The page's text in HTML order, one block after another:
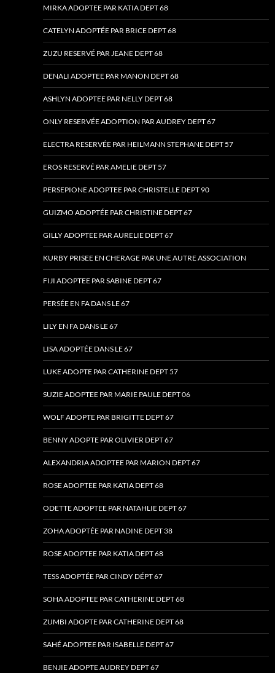
MIRKA ADOPTEE PAR KATIA DEPT 68
CATELYN ADOPTÉE PAR BRICE DEPT 68
ZUZU RESERVÉ PAR JEANE DEPT 68
DENALI ADOPTEE PAR MANON DEPT 68
ASHLYN ADOPTEE PAR NELLY DEPT 68
ONLY RESERVÉE ADOPTION PAR AUDREY DEPT 67
ELECTRA RESERVÉE PAR HEILMANN STEPHANE DEPT 57
EROS RESERVÉ PAR AMELIE DEPT 57
PERSEPIONE ADOPTEE PAR CHRISTELLE DEPT 90
GUIZMO ADOPTÉE PAR CHRISTINE DEPT 67
GILLY ADOPTEE PAR AURELIE DEPT 67
KURBY PRISEE EN CHERAGE PAR UNE AUTRE ASSOCIATION
FIJI ADOPTEE PAR SABINE DEPT 67
PERSÉE EN FA DANS LE 67
LILY EN FA DANS LE 67
LISA ADOPTÉE DANS LE 67
LUKE ADOPTE PAR CATHERINE DEPT 57
SUZIE ADOPTEE PAR MARIE PAULE DEPT 06
WOLF ADOPTE PAR BRIGITTE DEPT 67
BENNY ADOPTE PAR OLIVIER DEPT 67
ALEXANDRIA ADOPTEE PAR MARION DEPT 67
ROSE ADOPTEE PAR KATIA DEPT 68
ODETTE ADOPTEE PAR NATAHLIE DEPT 67
ZOHA ADOPTÉE PAR NADINE DEPT 38
ROSE ADOPTEE PAR KATIA DEPT 68
TESS ADOPTÉE PAR CINDY DÉPT 67
SOHA ADOPTEE PAR CATHERINE DEPT 68
ZUMBI ADOPTE PAR CATHERINE DEPT 68
SAHÉ ADOPTEE PAR ISABELLE DEPT 67
BENJIE ADOPTE AUDREY DEPT 67